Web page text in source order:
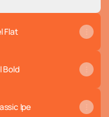
Flat
Bold
Ipe